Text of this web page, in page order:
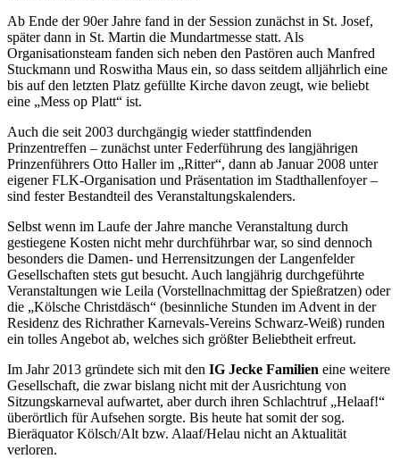
Ab Ende der 90er Jahre fand in der Session zunächst in St. Josef,
später dann in St. Martin die Mundartmesse statt. Als
Organisationsteam fanden sich neben den Pastören auch Manfred
Stuckmann und Roswitha Maus ein, so dass seitdem alljährlich eine
bis auf den letzten Platz gefüllte Kirche davon zeugt, wie beliebt
eine „Mess op Platt“ ist.
Auch die seit 2003 durchgängig wieder stattfindenden
Prinzentreffen – zunächst unter Federführung des langjährigen
Prinzenführers Otto Haller im „Ritter“, dann ab Januar 2008 unter
eigener FLK-Organisation und Präsentation im Stadthallenfoyer –
sind fester Bestandteil des Veranstaltungskalenders.
Selbst wenn im Laufe der Jahre manche Veranstaltung durch
gestiegene Kosten nicht mehr durchführbar war, so sind dennoch
besonders die Damen- und Herrensitzungen der Langenfelder
Gesellschaften stets gut besucht. Auch langjährig durchgeführte
Veranstaltungen wie Leila (Vorstellnachmittag der Spießratzen) oder
die „Kölsche Christdäsch“ (besinnliche Stunden im Advent in der
Residenz des Richrather Karnevals-Vereins Schwarz-Weiß) runden
ein tolles Angebot ab, welches sich größter Beliebtheit erfreut.
Im Jahr 2013 gründete sich mit den IG Jecke Familien eine weitere
Gesellschaft, die zwar bislang nicht mit der Ausrichtung von
Sitzungskarneval aufwartet, aber durch ihren Schlachtruf „Helaaf!“
überörtlich für Aufsehen sorgte. Bis heute hat somit der sog.
Bieräquator Kölsch/Alt bzw. Alaaf/Helau nicht an Aktualität
verloren.